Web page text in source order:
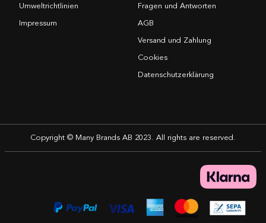
Umweltrichtlinien
Impressum
Fragen und Antworten
AGB
Versand und Zahlung
Cookies
Datenschutzerklärung
Copyright © Many Brands AB 2023. All rights are reserved.